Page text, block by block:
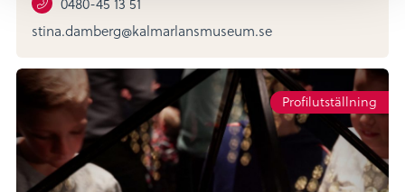
stina.damberg@kalmarlansmuseum.se
Profilutställning